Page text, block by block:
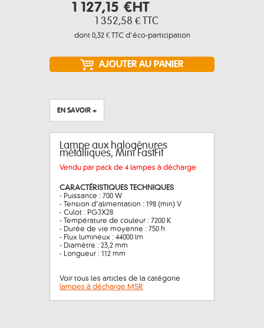
1 127,15 €HT
1 352,58 € TTC
dont 0,32 € TTCd'éco-participation
EN SAVOIR +
Lampe aux halogénures
métalliques, Mini FastFit
Vendu par pack de 4 lampes à décharge
CARACTÉRISTIQUES TECHNIQUES
- Puissance : 700 W
- Tension d’alimentation : 198 (min) V
- Culot : PGJX28
- Température de couleur : 7200 K
- Durée de vie moyenne : 750 h
- Flux lumineux : 44000 lm
- Diamètre : 23,2 mm
- Longueur : 112 mm
Voir tous les articles de la catégorie
lampes à décharge MSR